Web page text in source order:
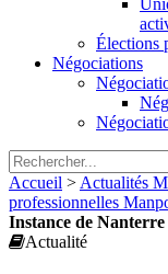
Élections
Négociations
Accueil > Actualités
professionnelles
Instance de
Actualité